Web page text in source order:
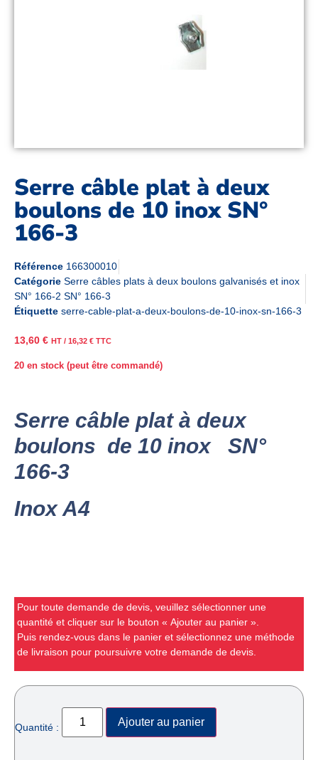
Serre câble plat à deux
boulons de 10 inox SN°
166-3
Référence 166300010
Catégorie Serre câbles plats à deux boulons galvanisés et inox
SN° 166-2 SN° 166-3
Étiquette serre-cable-plat-a-deux-boulons-de-10-inox-sn-166-3
13,60 € HT / 16,32 € TTC
20 en stock (peut être commandé)
Serre câble plat à deux
boulons de 10 inox SN°
166-3
Inox A4
Pour toute demande de devis, veuillez sélectionner une
quantité et cliquer sur le bouton « Ajouter au panier ».
Puis rendez-vous dans le panier et sélectionnez une méthode
de livraison pour poursuivre votre demande de devis.
Quantité : Ajouter au panier